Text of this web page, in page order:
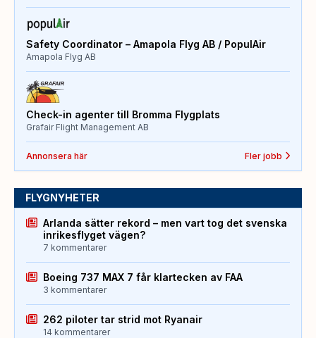
Safety Coordinator – Amapola Flyg AB / PopulAir
Amapola Flyg AB
Check-in agenter till Bromma Flygplats
Grafair Flight Management AB
Annonsera här Fler jobb
FLYGNYHETER
Arlanda sätter rekord – men vart tog det svenska
inrikesflyget vägen?
7 kommentarer
Boeing 737 MAX 7 får klartecken av FAA
3 kommentarer
262 piloter tar strid mot Ryanair
14 kommentarer